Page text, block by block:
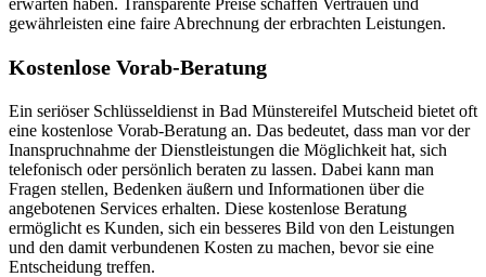
erwarten haben. Transparente Preise schaffen Vertrauen und
gewährleisten eine faire Abrechnung der erbrachten Leistungen.​
Kostenlose Vorab-Beratung
Ein seriöser Schlüsseldienst in Bad Münstereifel Mutscheid bietet oft
eine kostenlose Vorab-Beratung an. Das bedeutet, dass man vor der
Inanspruchnahme der Dienstleistungen die Möglichkeit hat, sich
telefonisch oder persönlich beraten zu lassen.​ Dabei kann man
Fragen stellen, Bedenken äußern und Informationen über die
angebotenen Services erhalten.​ Diese kostenlose Beratung
ermöglicht es Kunden, sich ein besseres Bild von den Leistungen
und den damit verbundenen Kosten zu machen, bevor sie eine
Entscheidung treffen.